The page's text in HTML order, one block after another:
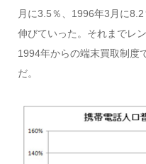
月に3.5％、1996年3月に
伸びていった。それまでレ
1994年からの端末買取制度
だ。